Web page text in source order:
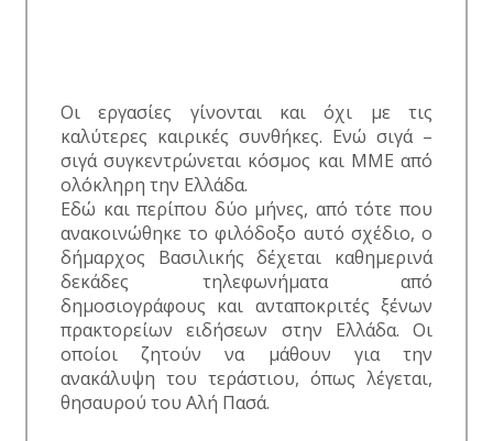
Οι εργασίες γίνονται και όχι με τις
καλύτερες καιρικές συνθήκες. Ενώ σιγά –
σιγά συγκεντρώνεται κόσμος και ΜΜΕ από
ολόκληρη την Ελλάδα.
Εδώ και περίπου δύο μήνες, από τότε που
ανακοινώθηκε το φιλόδοξο αυτό σχέδιο, ο
δήμαρχος Βασιλικής δέχεται καθημερινά
δεκάδες τηλεφωνήματα από
δημοσιογράφους και ανταποκριτές ξένων
πρακτορείων ειδήσεων στην Ελλάδα. Οι
οποίοι ζητούν να μάθουν για την
ανακάλυψη του τεράστιου, όπως λέγεται,
θησαυρού του Αλή Πασά.